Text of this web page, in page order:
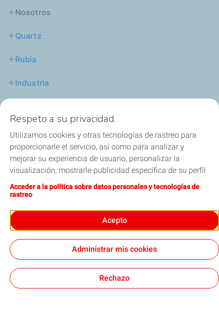
Nosotros
Quartz
Rubia
Industria
Distribuidores
TWC
Competición
Blog
LegalCookies
Respeto a su privacidad.
Utilizamos cookies y otras tecnologías de rastreo para
proporcionarle el servicio, así como para analizar y
mejorar su experiencia de usuario, personalizar la
visualización, mostrarle publicidad específica de su perfil
en este sitio y en nuestros sitios asociados, y permitirle
compartir nuestro contenido en las redes sociales. Puede
momento haciendo clic en el botón «Gérer mes cookies»
(Gestionar cookies). Al hacer clic en el botón «J’accepte»
(Aceptar), nos autoriza a depositar la totalidad de las
cookies. Si hace clic en «Je refuse» (Rechazar),
estrictamente necesarias para el correcto funcionamiento
del sitio web. Si desea más información (por ejemplo, si
Acceder a la política sobre datos personales y tecnologías de
rastreo
Acepto
Administrar mis cookies
Rechazo